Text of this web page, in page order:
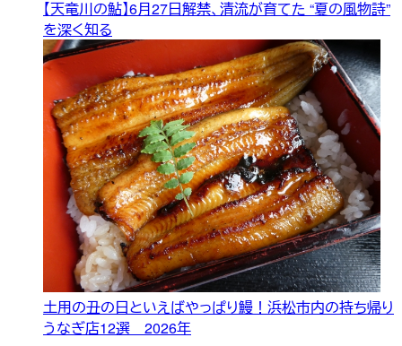
【天竜川の鮎】6月27日解禁、清流が育てた “夏の風物詩”
を深く知る
土用の丑の日といえばやっぱり鰻！浜松市内の持ち帰り
うなぎ店12選 2026年